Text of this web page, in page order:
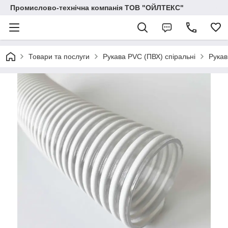
Промислово-технічна компанія ТОВ "ОЙЛТЕКС"
Товари та послуги Рукава PVC (ПВХ) спіральні